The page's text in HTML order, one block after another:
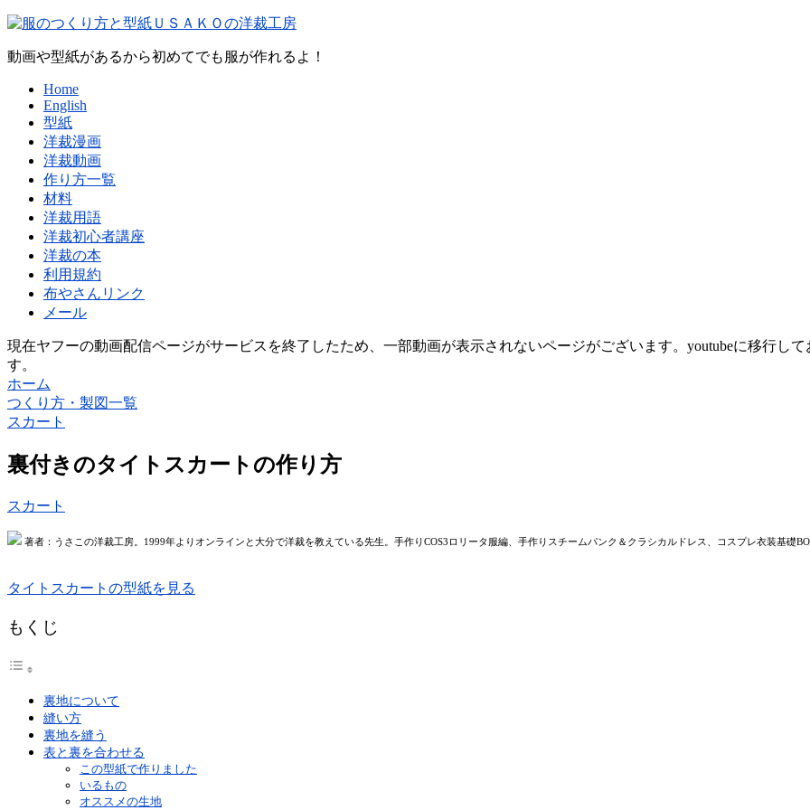
動画や型紙があるから初めてでも服が作れるよ！
Home
English
型紙
洋裁漫画
洋裁動画
作り方一覧
材料
洋裁用語
洋裁初心者講座
洋裁の本
利用規約
布やさんリンク
メール
現在ヤフーの動画配信ページがサービスを終了したため、一部動画が表示されないページがございます。youtubeに移行し
す。
ホーム
つくり方・製図一覧
スカート
裏付きのタイトスカートの作り方
スカート
著者：うさこの洋裁工房。1999年よりオンラインと大分で洋裁を教えている先生。手作りCOS3ロリータ服編、手作りスチームパンク＆クラシカルドレス、コスプレ衣装基礎
タイトスカートの型紙を見る
もくじ
裏地について
縫い方
裏地を縫う
表と裏を合わせる
この型紙で作りました
いるもの
オススメの生地